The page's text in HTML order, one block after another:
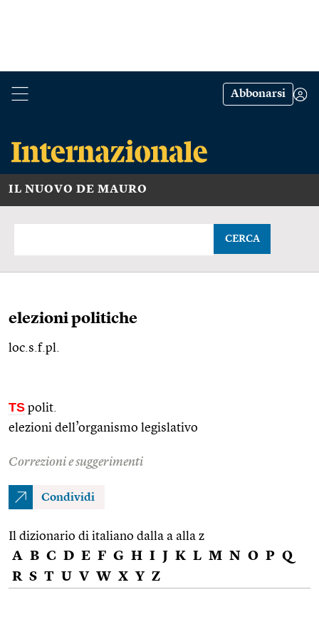
Abbonarsi
IL NUOVO DE MAURO
CERCA
elezioni politiche
loc.s.f.pl.
TS polit.
elezioni dell’organismo legislativo
Correzioni e suggerimenti
Condividi
Il dizionario di italiano dalla a alla z
A B C D E F G H I J K L M N O P Q
R S T U V W X Y Z